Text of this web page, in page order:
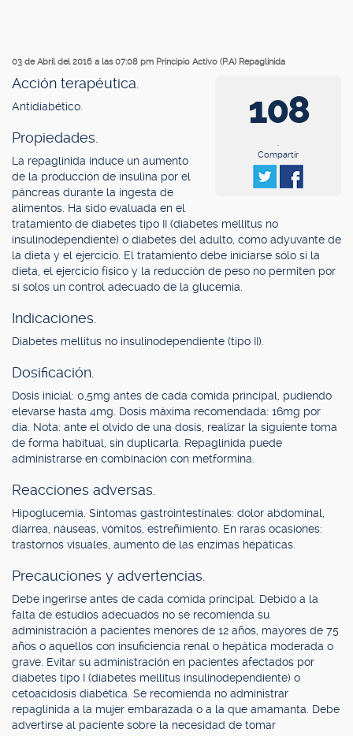
03 de Abril del 2016 a las 07:08 pm Principio Activo (P.A) Repaglinida
108
.
Compartir
Acción terapéutica.
Antidiabético.
Propiedades.
La repaglinida induce un aumento
de la producción de insulina por el
páncreas durante la ingesta de
alimentos. Ha sido evaluada en el
tratamiento de diabetes tipo II (diabetes mellitus no
insulinodependiente) o diabetes del adulto, como adyuvante de
la dieta y el ejercicio. El tratamiento debe iniciarse sólo si la
dieta, el ejercicio físico y la reducción de peso no permiten por
sí solos un control adecuado de la glucemia.
Indicaciones.
Diabetes mellitus no insulinodependiente (tipo II).
Dosificación.
Dosis inicial: 0,5mg antes de cada comida principal, pudiendo
elevarse hasta 4mg. Dosis máxima recomendada: 16mg por
día. Nota: ante el olvido de una dosis, realizar la siguiente toma
de forma habitual, sin duplicarla. Repaglinida puede
administrarse en combinación con metformina.
Reacciones adversas.
Hipoglucemia. Síntomas gastrointestinales: dolor abdominal,
diarrea, náuseas, vómitos, estreñimiento. En raras ocasiones:
trastornos visuales, aumento de las enzimas hepáticas.
Precauciones y advertencias.
Debe ingerirse antes de cada comida principal. Debido a la
falta de estudios adecuados no se recomienda su
administración a pacientes menores de 12 años, mayores de 75
años o aquellos con insuficiencia renal o hepática moderada o
grave. Evitar su administración en pacientes afectados por
diabetes tipo I (diabetes mellitus insulinodependiente) o
cetoacidosis diabética. Se recomienda no administrar
repaglinida a la mujer embarazada o a la que amamanta. Debe
advertirse al paciente sobre la necesidad de tomar